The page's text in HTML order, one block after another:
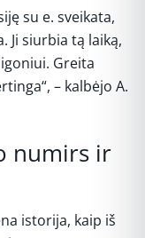
su e. sveikata,
Ji siurbia tą laiką,
Greita
– kalbėjo A.
numirs ir
istorija, kaip iš